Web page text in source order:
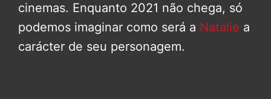
cinemas. Enquanto 2021 não chega, só
podemos imaginar como será a Natalie a
carácter de seu personagem.